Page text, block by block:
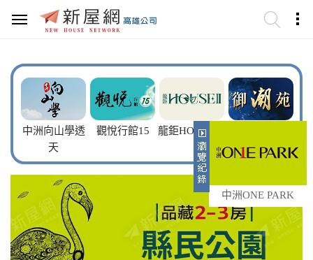
中洲ONE PARK
中洲向山學透
天
觀悅行館15 龍鉅HOUSE+II